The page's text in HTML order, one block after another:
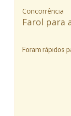
Concorrência
Farol para
Foram rápidos